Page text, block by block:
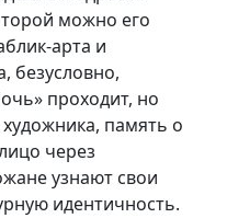
можно его
арта и
безусловно,
проходит, но
память о
через
узнают свои
идентичность.